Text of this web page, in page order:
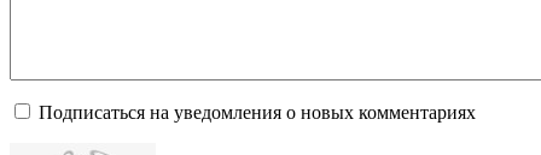
Подписаться на уведомления о новых комментариях